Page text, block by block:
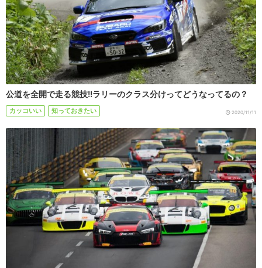
公道を全開で走る競技!!ラリーのクラス分けってどうなってるの？
カッコいい 知っておきたい 2020/11/11